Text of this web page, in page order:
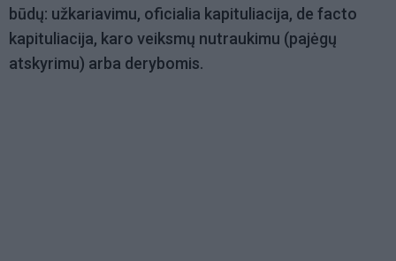
būdų: užkariavimu, oficialia kapituliacija, de facto
kapituliacija, karo veiksmų nutraukimu (pajėgų
atskyrimu) arba derybomis.